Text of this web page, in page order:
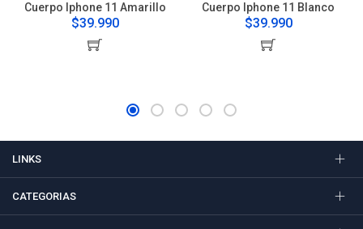
Cuerpo Iphone 11 Amarillo
$39.990
Cuerpo Iphone 11 Blanco
$39.990
LINKS
CATEGORIAS